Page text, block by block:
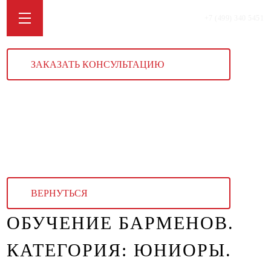
ЗАКАЗАТЬ КОНСУЛЬТАЦИЮ
ВЕРНУТЬСЯ
ОБУЧЕНИЕ БАРМЕНОВ.
КАТЕГОРИЯ: ЮНИОРЫ.